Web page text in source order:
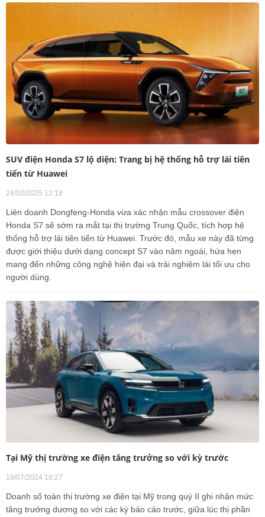
SUV điện Honda S7 lộ diện: Trang bị hệ thống hỗ trợ lái tiên
tiến từ Huawei
24/02/2025 12:18
Liên doanh Dongfeng-Honda vừa xác nhận mẫu crossover điện
Honda S7 sẽ sớm ra mắt tại thị trường Trung Quốc, tích hợp hệ
thống hỗ trợ lái tiên tiến từ Huawei. Trước đó, mẫu xe này đã từng
được giới thiệu dưới dạng concept S7 vào năm ngoái, hứa hẹn
mang đến những công nghệ hiện đại và trải nghiệm lái tối ưu cho
người dùng.
Tại Mỹ thị trường xe điện tăng trưởng so với kỳ trước
18/07/2024 18:27
Doanh số toàn thị trường xe điện tại Mỹ trong quý II ghi nhận mức
tăng trưởng dương so với các kỳ báo cáo trước, giữa lúc thị phần